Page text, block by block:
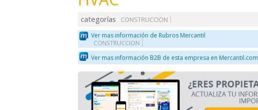
categorías
CONSTRUCCION
Ver mas información de Rubros Mercantil
CONSTRUCCION
Ver mas información B2B de esta empresa en Mercantil.com